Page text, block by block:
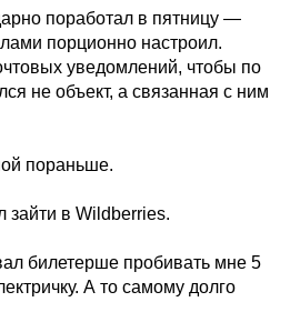
поработал в пятницу —
порционно настроил.
уведомлений, чтобы по
не объект, а связанная с ним
пораньше.
зайти в Wildberries.
билетерше пробивать мне 5
А то самому долго